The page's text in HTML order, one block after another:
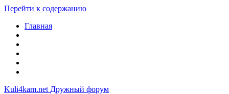
Перейти к содержанию
Главная
Kuli4kam.net Дружный форум